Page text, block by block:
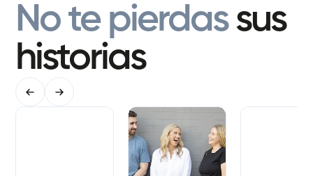
No te pierdassus
historias
Coffey & Tea